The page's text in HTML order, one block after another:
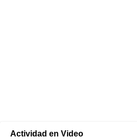
Actividad en Video